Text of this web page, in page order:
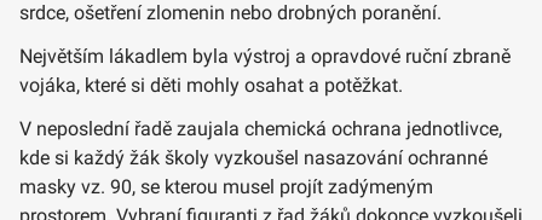
srdce, ošetření zlomenin nebo drobných poranění.
Největším lákadlem byla výstroj a opravdové ruční zbraně
vojáka, které si děti mohly osahat a potěžkat.
V neposlední řadě zaujala chemická ochrana jednotlivce,
kde si každý žák školy vyzkoušel nasazování ochranné
masky vz. 90, se kterou musel projít zadýmeným